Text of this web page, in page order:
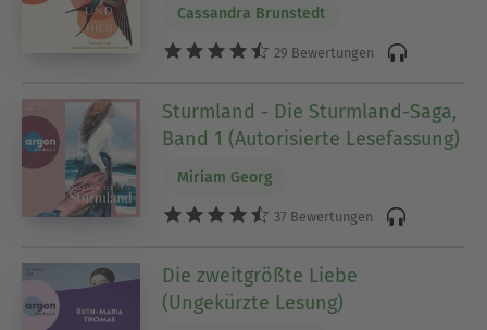
Cassandra Brunstedt
29 Bewertungen
Sturmland - Die Sturmland-Saga,
Band 1 (Autorisierte Lesefassung)
Miriam Georg
37 Bewertungen
Die zweitgrößte Liebe
(Ungekürzte Lesung)